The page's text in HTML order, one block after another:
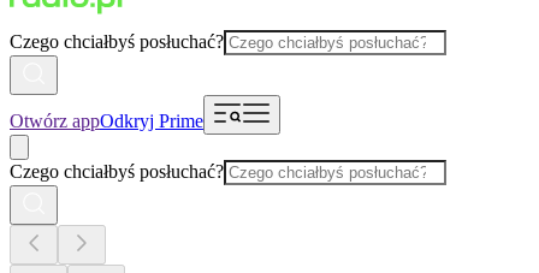
Czego chciałbyś posłuchać?
Otwórz appOdkryj Prime
Czego chciałbyś posłuchać?